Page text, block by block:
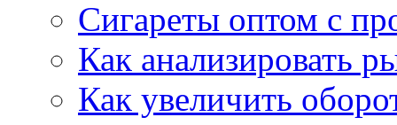
Сигареты оптом с
Как анализировать
Как увеличить